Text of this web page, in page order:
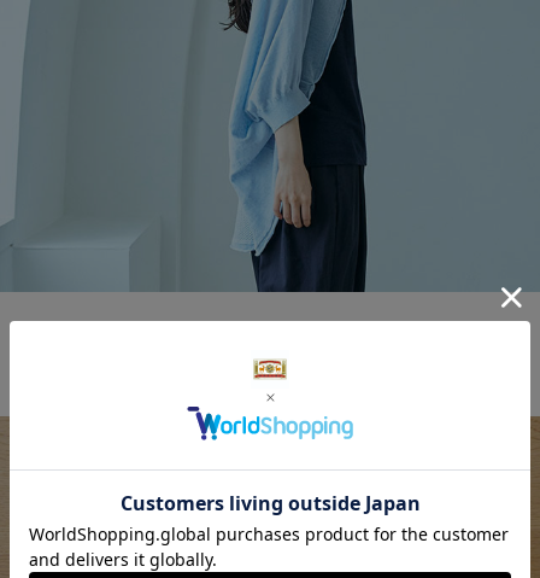
かさばらず持ち運び用にも便利